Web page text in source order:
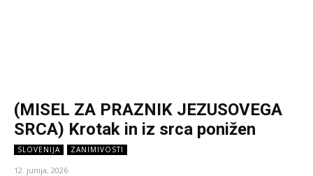
(MISEL ZA PRAZNIK JEZUSOVEGA
SRCA) Krotak in iz srca ponižen
SLOVENIJA ZANIMIVOSTI
12. junija, 2026